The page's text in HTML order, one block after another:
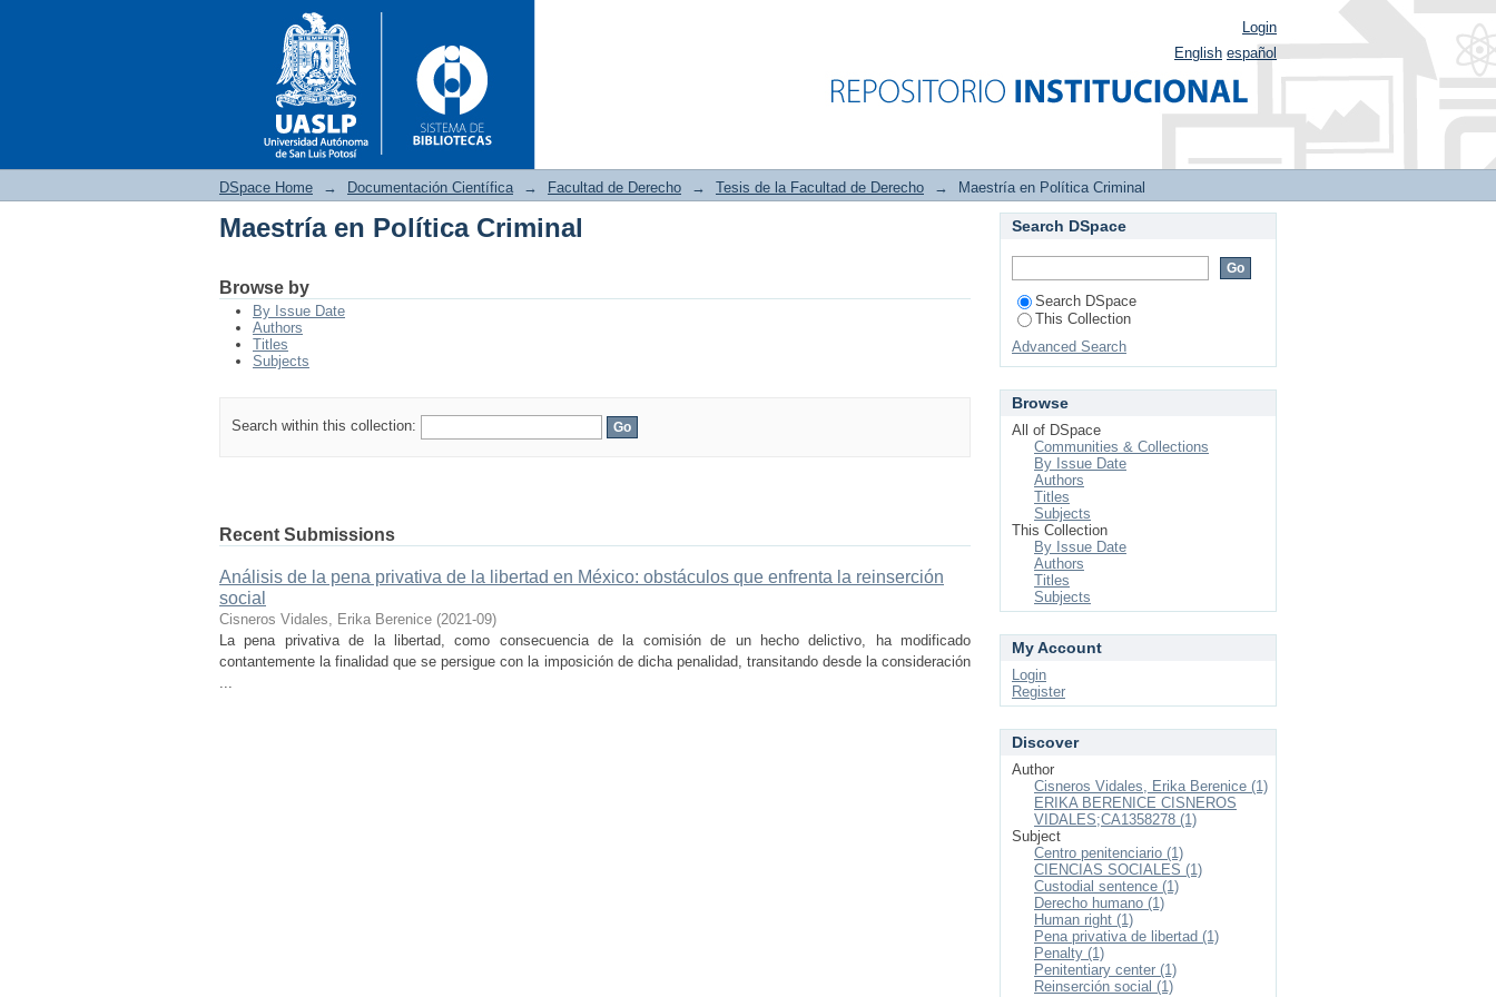
Login
English español
DSpace Home → Documentación Científica → Facultad de Derecho → Tesis de la Facultad de Derecho → Maestría en Política Criminal
Maestría en Política Criminal
Browse by
By Issue Date
Authors
Titles
Subjects
Search within this collection:
Recent Submissions
Análisis de la pena privativa de la libertad en México: obstáculos que enfrenta la reinserción
social
Cisneros Vidales, Erika Berenice (2021-09)
La pena privativa de la libertad, como consecuencia de la comisión de un hecho delictivo, ha modificado
contantemente la finalidad que se persigue con la imposición de dicha penalidad, transitando desde la consideración
...
Search DSpace
Search DSpace
This Collection
Advanced Search
Browse
All of DSpace
Communities & Collections
By Issue Date
Authors
Titles
Subjects
This Collection
By Issue Date
Authors
Titles
Subjects
My Account
Login
Register
Discover
Author
Cisneros Vidales, Erika Berenice (1)
ERIKA BERENICE CISNEROS
VIDALES;CA1358278 (1)
Subject
Centro penitenciario (1)
CIENCIAS SOCIALES (1)
Custodial sentence (1)
Derecho humano (1)
Human right (1)
Pena privativa de libertad (1)
Penalty (1)
Penitentiary center (1)
Reinserción social (1)